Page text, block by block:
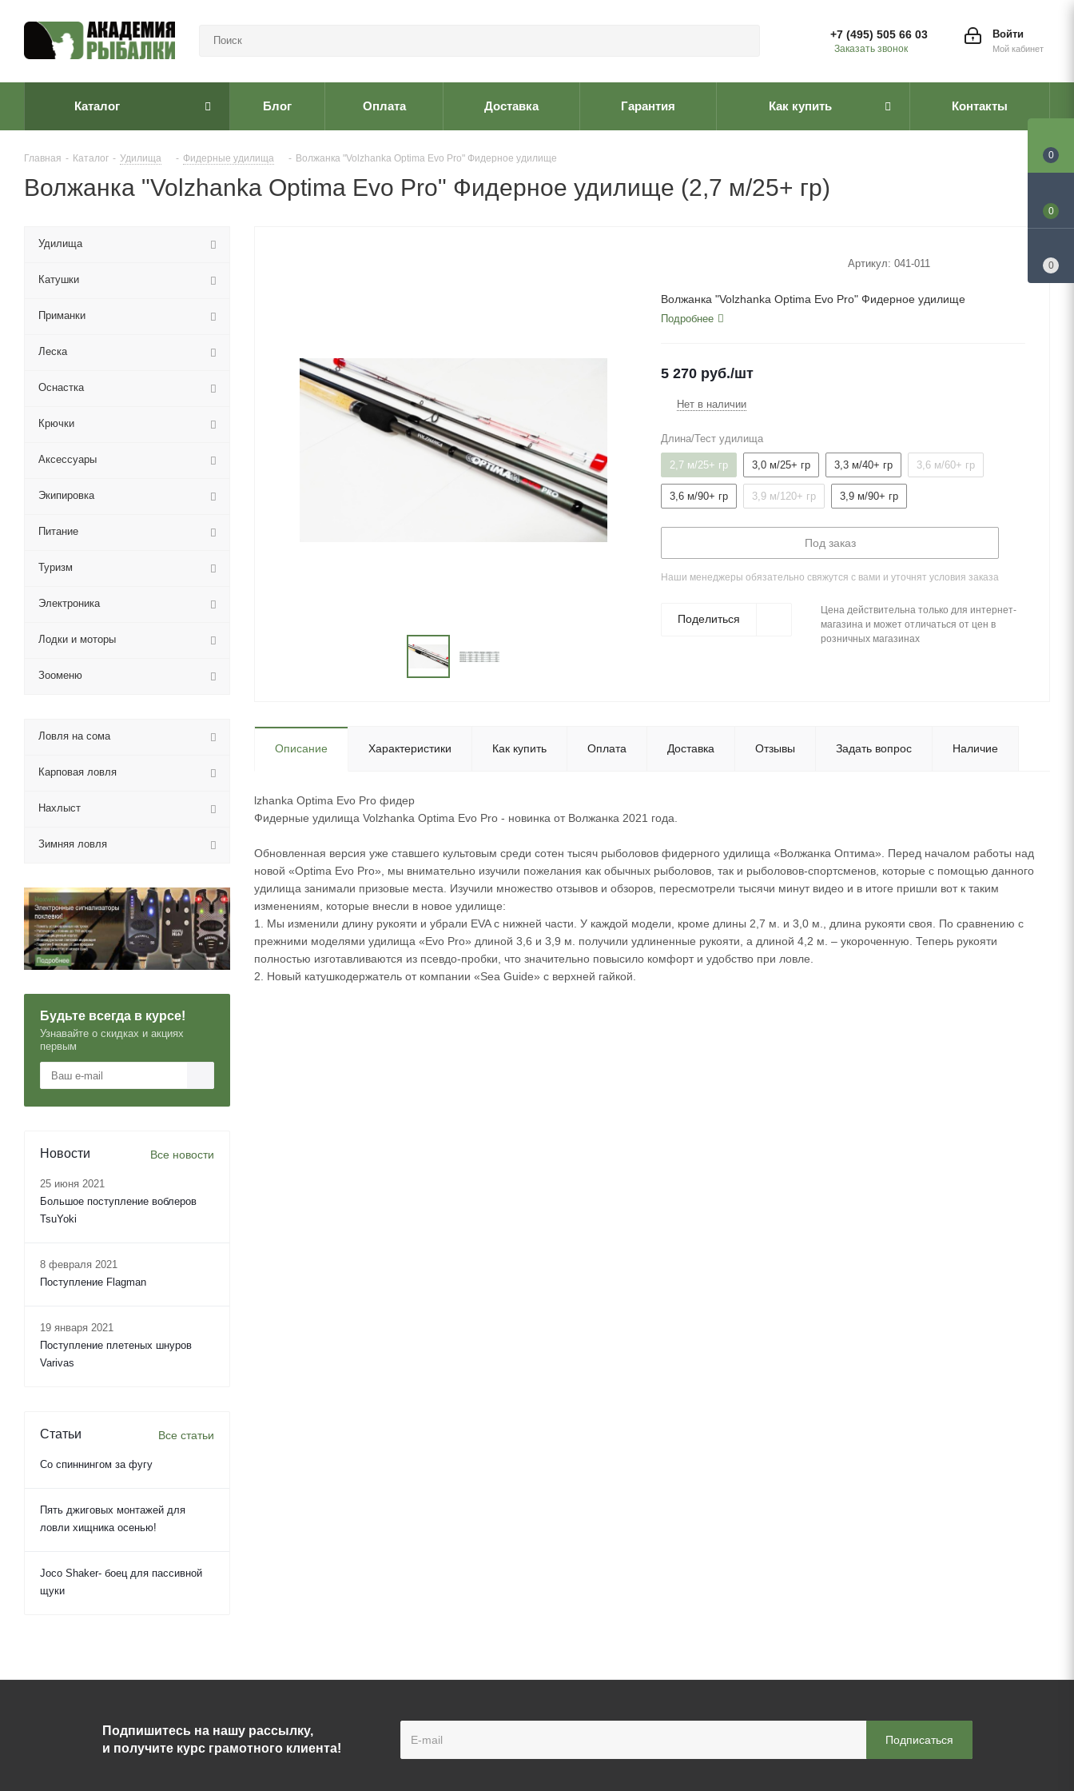
Войти
Мой кабинет
+7 (495) 505 66 03
Заказать звонок
Каталог Блог Оплата Доставка Гарантия Как купить Контакты
Главная - Каталог - Удилища - Фидерные удилища - Волжанка "Volzhanka Optima Evo Pro" Фидерное удилище
Волжанка "Volzhanka Optima Evo Pro" Фидерное удилище (2,7 м/25+ гр)
Артикул: 041-011
Волжанка "Volzhanka Optima Evo Pro" Фидерное удилище
Подробнее
5 270 руб./шт
Нет в наличии
Длина/Тест удилища
2,7 м/25+ гр 3,0 м/25+ гр 3,3 м/40+ гр 3,6 м/60+ гр
3,6 м/90+ гр 3,9 м/120+ гр 3,9 м/90+ гр
Под заказ
Наши менеджеры обязательно свяжутся с вами и уточнят условия заказа
Поделиться
Цена действительна только для интернет-
магазина и может отличаться от цен в
розничных магазинах
Описание Характеристики Как купить Оплата Доставка Отзывы Задать вопрос Наличие
lzhanka Optima Evo Pro фидер
Фидерные удилища Volzhanka Optima Evo Pro - новинка от Волжанка 2021 года.
Обновленная версия уже ставшего культовым среди сотен тысяч рыболовов фидерного удилища «Волжанка Оптима». Перед началом работы над
новой «Optima Evo Pro», мы внимательно изучили пожелания как обычных рыболовов, так и рыболовов-спортсменов, которые с помощью данного
удилища занимали призовые места. Изучили множество отзывов и обзоров, пересмотрели тысячи минут видео и в итоге пришли вот к таким
изменениям, которые внесли в новое удилище:
1. Мы изменили длину рукояти и убрали EVA с нижней части. У каждой модели, кроме длины 2,7 м. и 3,0 м., длина рукояти своя. По сравнению с
прежними моделями удилища «Evo Pro» длиной 3,6 и 3,9 м. получили удлиненные рукояти, а длиной 4,2 м. – укороченную. Теперь рукояти
полностью изготавливаются из псевдо-пробки, что значительно повысило комфорт и удобство при ловле.
2. Новый катушкодержатель от компании «Sea Guide» с верхней гайкой.
Удилища
Катушки
Приманки
Леска
Оснастка
Крючки
Аксессуары
Экипировка
Питание
Туризм
Электроника
Лодки и моторы
Зооменю
Ловля на сома
Карповая ловля
Нахлыст
Зимняя ловля
Будьте всегда в курсе!
Узнавайте о скидках и акциях
первым
Новости Все новости
25 июня 2021
Большое поступление воблеров
TsuYoki
8 февраля 2021
Поступление Flagman
19 января 2021
Поступление плетеных шнуров
Varivas
Статьи Все статьи
Со спиннингом за фугу
Пять джиговых монтажей для
ловли хищника осенью!
Joco Shaker- боец для пассивной
щуки
Подпишитесь на нашу рассылку,
и получите курс грамотного клиента!
0
0
0